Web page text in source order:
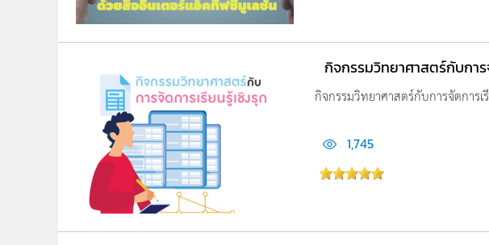
กิจกรรมวิทยาศาสตร์กับการ
กิจกรรมวิทยาศาสตร์กับการจัดการเ
1,745